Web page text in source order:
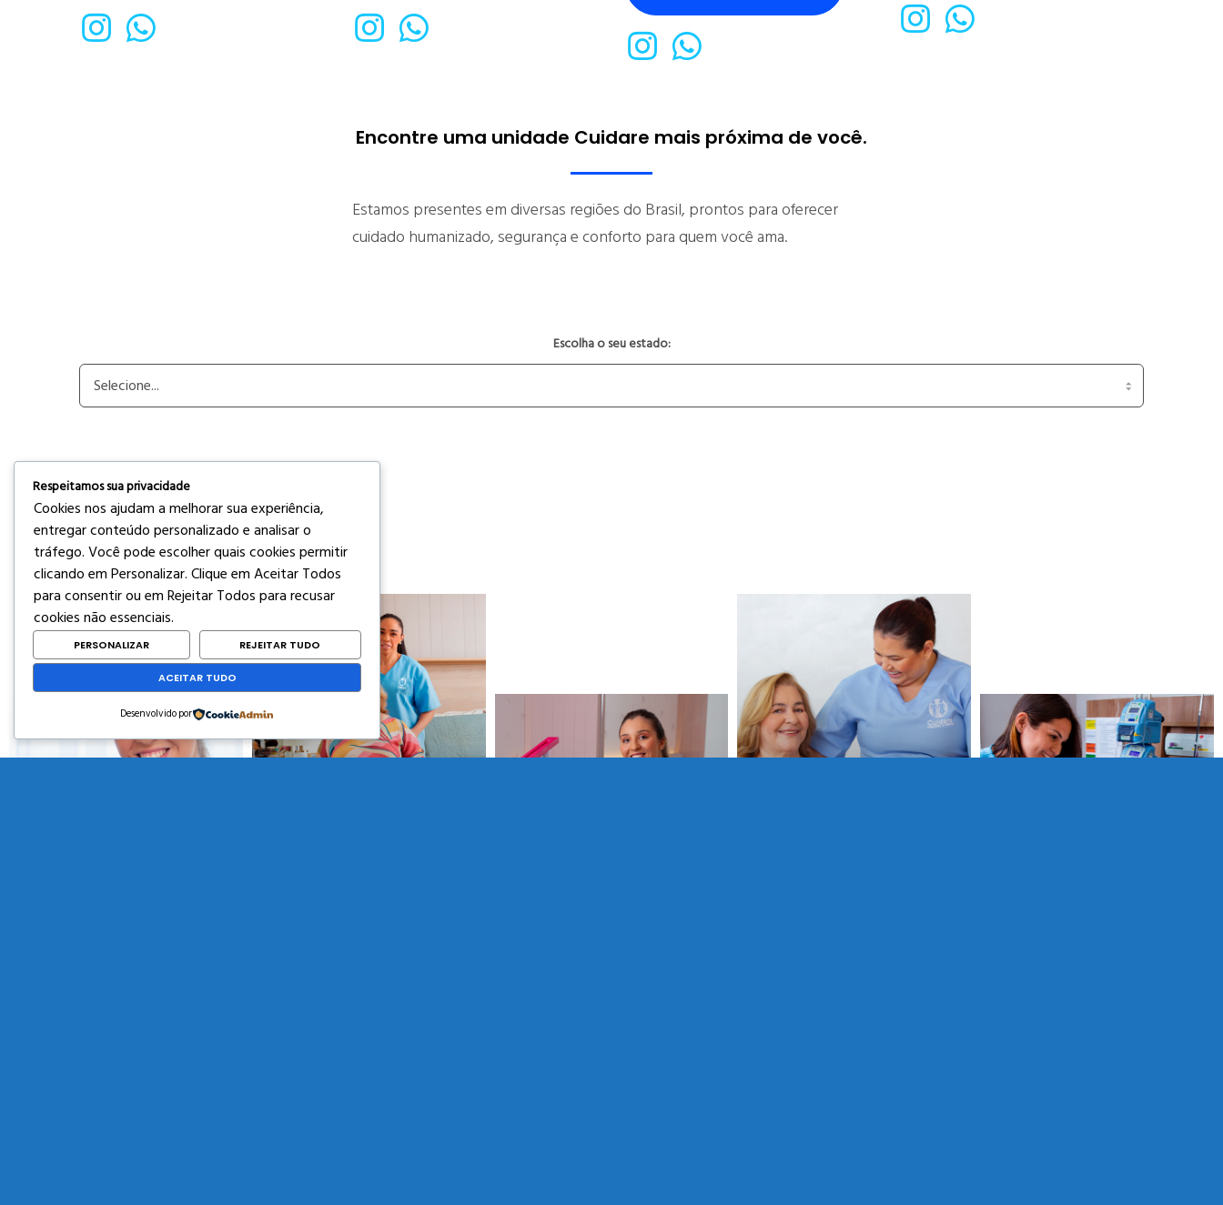
Encontre uma unidade Cuidare mais próxima de você.
Estamos presentes em diversas regiões do Brasil, prontos para oferecer
cuidado humanizado, segurança e conforto para quem você ama.
Escolha o seu estado:
Respeitamos sua privacidade
Cookies nos ajudam a melhorar sua experiência,
entregar conteúdo personalizado e analisar o
tráfego. Você pode escolher quais cookies permitir
clicando emPersonalizar. Clique emAceitar Todos
para consentir ou emRejeitar Todospara recusar
cookies não essenciais.
PERSONALIZAR REJEITAR TUDO
ACEITAR TUDO
Desenvolvido por